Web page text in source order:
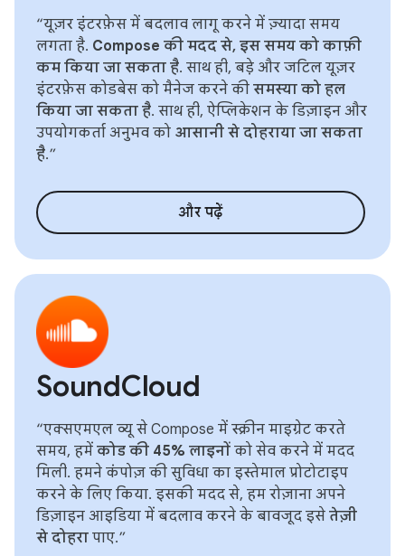
“यूज़र इंटरफ़ेस में बदलाव लागू करने में ज़्यादा समय
लगता है. Compose की मदद से, इस समय को काफ़ी
कम किया जा सकता है. साथ ही, बड़े और जटिल यूज़र
इंटरफ़ेस कोडबेस को मैनेज करने की समस्या को हल
किया जा सकता है. साथ ही, ऐप्लिकेशन के डिज़ाइन और
उपयोगकर्ता अनुभव को आसानी से दोहराया जा सकता
है.”
और पढ़ें
SoundCloud
“एक्सएमएल व्यू से Compose में स्क्रीन माइग्रेट करते
समय, हमें कोड की 45% लाइनों को सेव करने में मदद
मिली. हमने कंपोज़ की सुविधा का इस्तेमाल प्रोटोटाइप
करने के लिए किया. इसकी मदद से, हम रोज़ाना अपने
डिज़ाइन आइडिया में बदलाव करने के बावजूद इसे तेज़ी
से दोहरा पाए.”